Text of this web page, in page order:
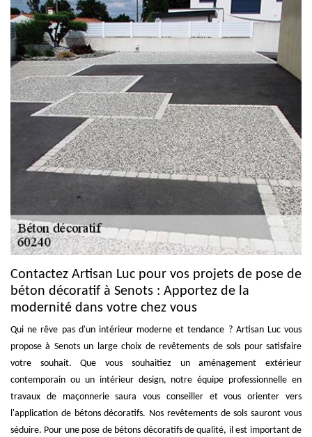
Contactez Artisan Luc pour vos projets de pose de
béton décoratif à Senots : Apportez de la
modernité dans votre chez vous
Qui ne rêve pas d'un intérieur moderne et tendance ? Artisan Luc vous
propose à Senots un large choix de revêtements de sols pour satisfaire
votre souhait. Que vous souhaitiez un aménagement extérieur
contemporain ou un intérieur design, notre équipe professionnelle en
travaux de maçonnerie saura vous conseiller et vous orienter vers
l'application de bétons décoratifs. Nos revêtements de sols sauront vous
séduire. Pour une pose de bétons décoratifs de qualité, il est important de